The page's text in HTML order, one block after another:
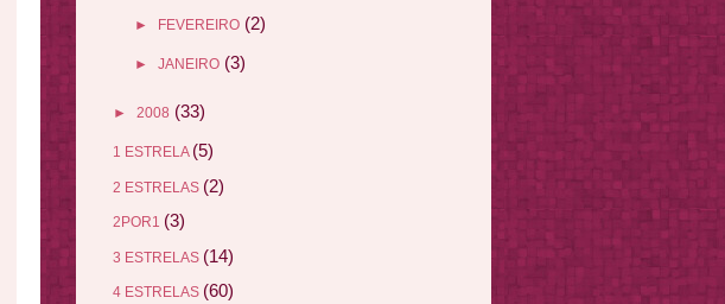
► FEVEREIRO (2)
► JANEIRO (3)
► 2008 (33)
1 ESTRELA (5)
2 ESTRELAS (2)
2POR1 (3)
3 ESTRELAS (14)
4 ESTRELAS (60)